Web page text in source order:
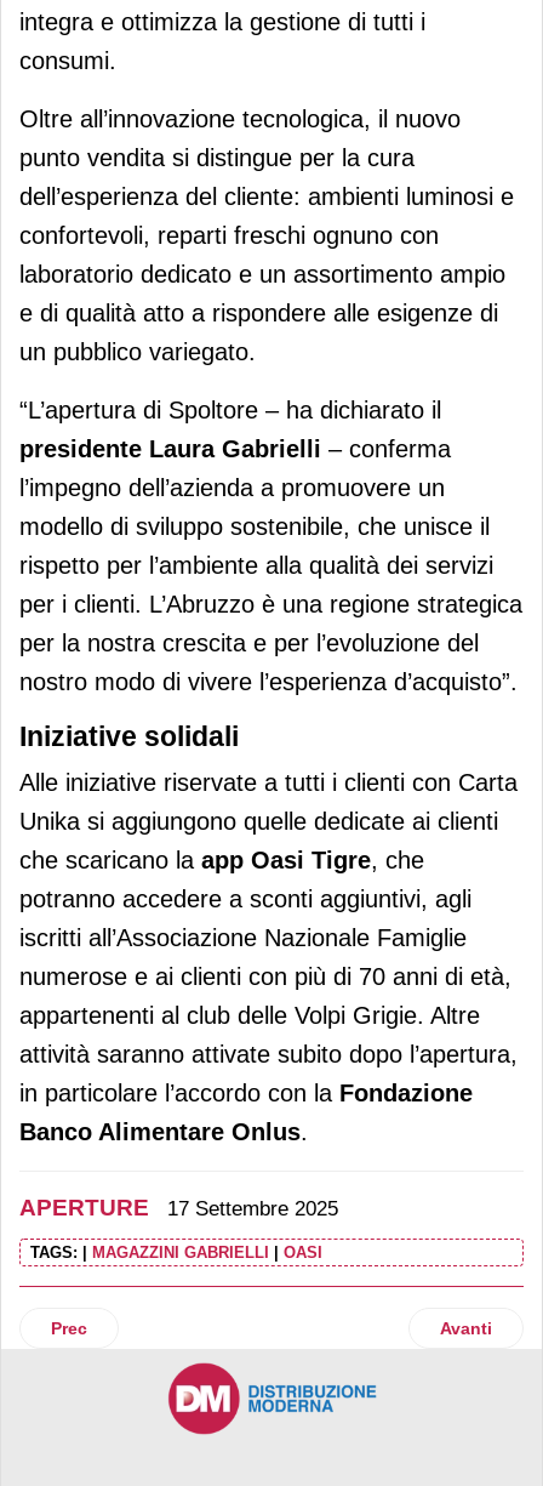
integra e ottimizza la gestione di tutti i
consumi.
Oltre all’innovazione tecnologica, il nuovo
punto vendita si distingue per la cura
dell’esperienza del cliente: ambienti luminosi e
confortevoli, reparti freschi ognuno con
laboratorio dedicato e un assortimento ampio
e di qualità atto a rispondere alle esigenze di
un pubblico variegato.
“L’apertura di Spoltore – ha dichiarato il
presidente Laura Gabrielli – conferma
l’impegno dell’azienda a promuovere un
modello di sviluppo sostenibile, che unisce il
rispetto per l’ambiente alla qualità dei servizi
per i clienti. L’Abruzzo è una regione strategica
per la nostra crescita e per l’evoluzione del
nostro modo di vivere l’esperienza d’acquisto”.
Iniziative solidali
Alle iniziative riservate a tutti i clienti con Carta
Unika si aggiungono quelle dedicate ai clienti
che scaricano la app Oasi Tigre, che
potranno accedere a sconti aggiuntivi, agli
iscritti all’Associazione Nazionale Famiglie
numerose e ai clienti con più di 70 anni di età,
appartenenti al club delle Volpi Grigie. Altre
attività saranno attivate subito dopo l’apertura,
in particolare l’accordo con la Fondazione
Banco Alimentare Onlus.
APERTURE 17 Settembre 2025
TAGS: MAGAZZINI GABRIELLI OASI
Articolo precedente: Aldi rafforza il percorso di
Prec Articolo
Avanti